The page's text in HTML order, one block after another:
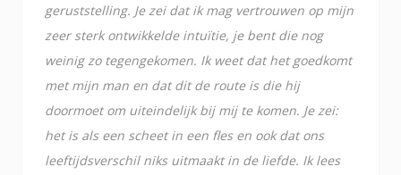
geruststelling. Je zei dat ik mag vertrouwen op mijn
zeer sterk ontwikkelde intuïtie, je bent die nog
weinig zo tegengekomen. Ik weet dat het goedkomt
met mijn man en dat dit de route is die hij
doormoet om uiteindelijk bij mij te komen. Je zei:
het is als een scheet in een fles en ook dat ons
leeftijdsverschil niks uitmaakt in de liefde. Ik lees